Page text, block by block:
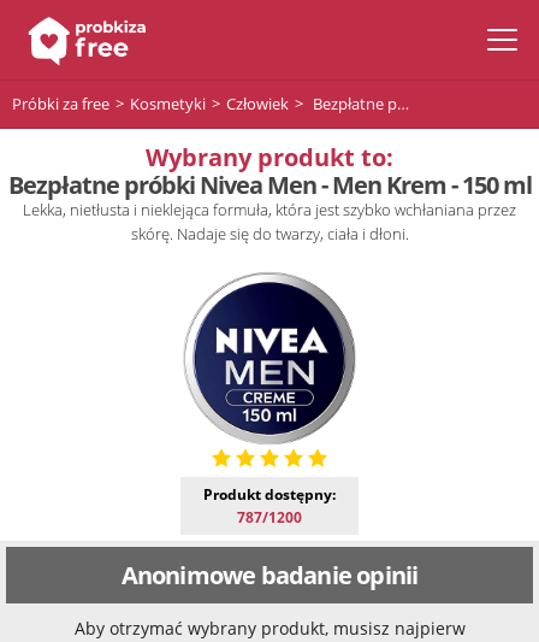
Próbki za free Kosmetyki Człowiek Bezpłatne próbki Nivea Men - Men Krem - 150 ml
Wybrany produkt to:
Bezpłatne próbki Nivea Men - Men Krem - 150 ml
Lekka, nietłusta i nieklejąca formuła, która jest szybko wchłaniana przez
skórę. Nadaje się do twarzy, ciała i dłoni.
Produkt dostępny:
787/1200
Anonimowe badanie opinii
Aby otrzymać wybrany produkt, musisz najpierw